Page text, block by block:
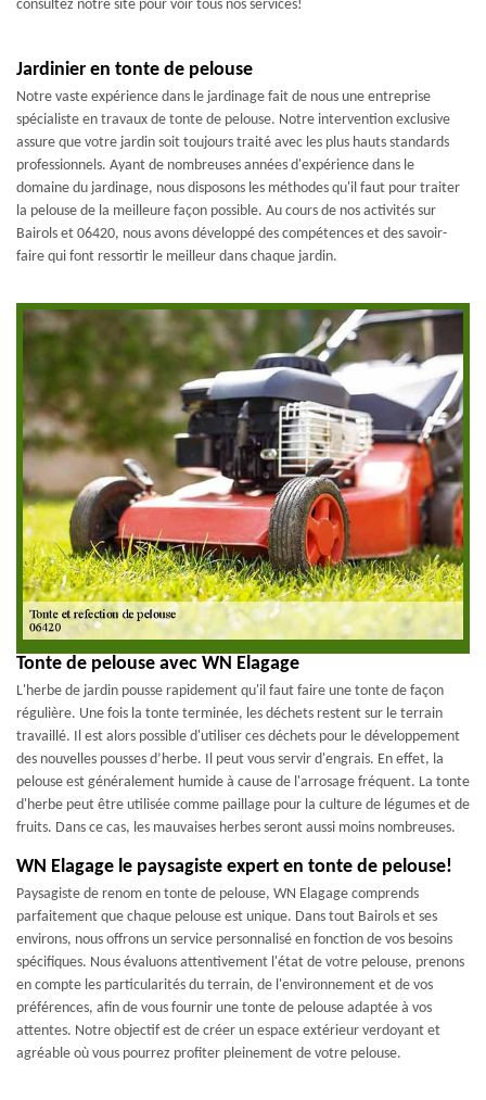
consultez notre site pour voir tous nos services!
Jardinier en tonte de pelouse
Notre vaste expérience dans le jardinage fait de nous une entreprise
spécialiste en travaux de tonte de pelouse. Notre intervention exclusive
assure que votre jardin soit toujours traité avec les plus hauts standards
professionnels. Ayant de nombreuses années d'expérience dans le
domaine du jardinage, nous disposons les méthodes qu'il faut pour traiter
la pelouse de la meilleure façon possible. Au cours de nos activités sur
Bairols et 06420, nous avons développé des compétences et des savoir-
faire qui font ressortir le meilleur dans chaque jardin.
Tonte de pelouse avec WN Elagage
L'herbe de jardin pousse rapidement qu'il faut faire une tonte de façon
régulière. Une fois la tonte terminée, les déchets restent sur le terrain
travaillé. Il est alors possible d'utiliser ces déchets pour le développement
des nouvelles pousses d’herbe. Il peut vous servir d'engrais. En effet, la
pelouse est généralement humide à cause de l'arrosage fréquent. La tonte
d'herbe peut être utilisée comme paillage pour la culture de légumes et de
fruits. Dans ce cas, les mauvaises herbes seront aussi moins nombreuses.
WN Elagage le paysagiste expert en tonte de pelouse!
Paysagiste de renom en tonte de pelouse, WN Elagage comprends
parfaitement que chaque pelouse est unique. Dans tout Bairols et ses
environs, nous offrons un service personnalisé en fonction de vos besoins
spécifiques. Nous évaluons attentivement l'état de votre pelouse, prenons
en compte les particularités du terrain, de l'environnement et de vos
préférences, afin de vous fournir une tonte de pelouse adaptée à vos
attentes. Notre objectif est de créer un espace extérieur verdoyant et
agréable où vous pourrez profiter pleinement de votre pelouse.